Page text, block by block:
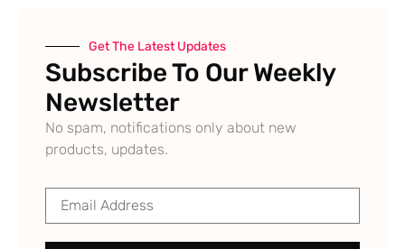
Get The Latest Updates
Subscribe To Our Weekly
Newsletter
No spam, notifications only about new
products, updates.